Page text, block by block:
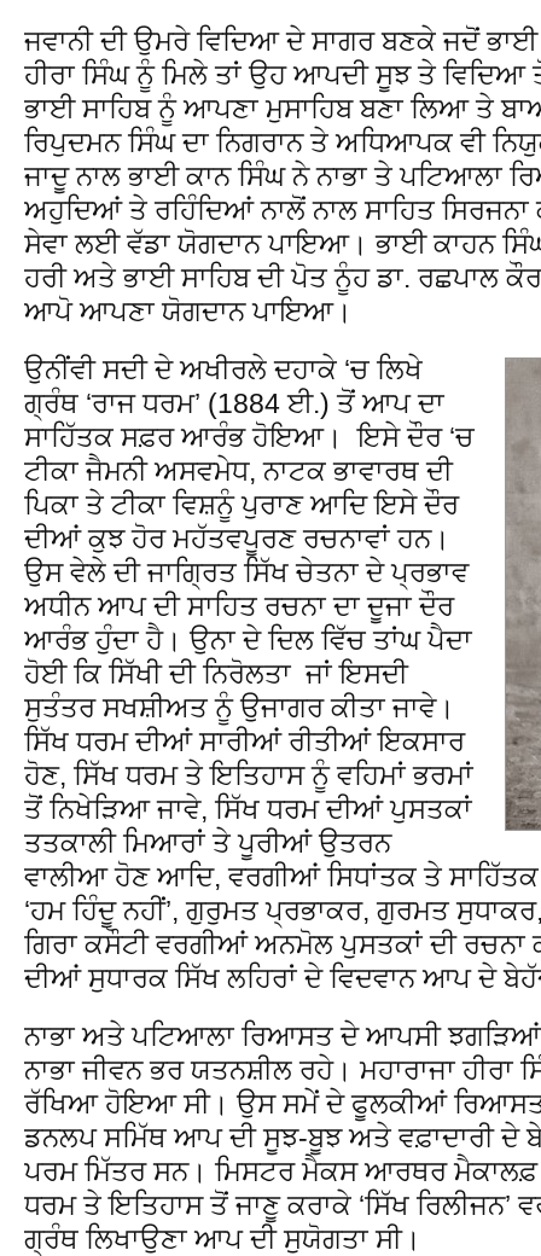
ਜਵਾਨੀ ਦੀ ਉਮਰੇ ਵਿਦਿਆ ਦੇ ਸਾਗਰ ਬਣਕੇ ਜਦੋਂ ਭਾਈ
ਹੀਰਾ ਸਿੰਘ ਨੂੰ ਮਿਲੇ ਤਾਂ ਉਹ ਆਪਦੀ ਸੂਝ ਤੇ ਵਿਦਿਆ
ਭਾਈ ਸਾਹਿਬ ਨੂੰ ਆਪਣਾ ਮੁਸਾਹਿਬ ਬਣਾ ਲਿਆ ਤੇ
ਰਿਪੁਦਮਨ ਸਿੰਘ ਦਾ ਨਿਗਰਾਨ ਤੇ ਅਧਿਆਪਕ ਵੀ
ਜਾਦੂ ਨਾਲ ਭਾਈ ਕਾਨ ਸਿੰਘ ਨੇ ਨਾਭਾ ਤੇ ਪਟਿਆਲਾ
ਅਹੁਦਿਆਂ ਤੇ ਰਹਿੰਦਿਆਂ ਨਾਲੋਂ ਨਾਲ ਸਾਹਿਤ ਸਿਰਜਨਾ
ਸੇਵਾ ਲਈ ਵੱਡਾ ਯੋਗਦਾਨ ਪਾਇਆ। ਭਾਈ ਕਾਹਨ
ਹਰੀ ਅਤੇ ਭਾਈ ਸਾਹਿਬ ਦੀ ਪੋਤ ਨੂੰਹ ਡਾ. ਰਛਪਾਲ
ਆਪੋ ਆਪਣਾ ਯੋਗਦਾਨ ਪਾਇਆ।
ਉਨੀਂਵੀ ਸਦੀ ਦੇ ਅਖੀਰਲੇ ਦਹਾਕੇ ‘ਚ ਲਿਖੇ
ਗ੍ਰੰਥ ‘ਰਾਜ ਧਰਮ’ (1884 ਈ.) ਤੋਂ ਆਪ ਦਾ
ਸਾਹਿੱਤਕ ਸਫ਼ਰ ਆਰੰਭ ਹੋਇਆ। ਇਸੇ ਦੌਰ ‘ਚ
ਟੀਕਾ ਜੈਮਨੀ ਅਸਵਮੇਧ, ਨਾਟਕ ਭਾਵਾਰਥ ਦੀ
ਪਿਕਾ ਤੇ ਟੀਕਾ ਵਿਸ਼ਨੂੰ ਪੁਰਾਣ ਆਦਿ ਇਸੇ ਦੌਰ
ਦੀਆਂ ਕੁਝ ਹੋਰ ਮਹੱਤਵਪੂਰਣ ਰਚਨਾਵਾਂ ਹਨ।
ਉਸ ਵੇਲੇ ਦੀ ਜਾਗ੍ਰਿਤ ਸਿੱਖ ਚੇਤਨਾ ਦੇ ਪ੍ਰਭਾਵ
ਅਧੀਨ ਆਪ ਦੀ ਸਾਹਿਤ ਰਚਨਾ ਦਾ ਦੂਜਾ ਦੌਰ
ਆਰੰਭ ਹੁੰਦਾ ਹੈ। ਉਨਾ ਦੇ ਦਿਲ ਵਿੱਚ ਤਾਂਘ ਪੈਦਾ
ਹੋਈ ਕਿ ਸਿੱਖੀ ਦੀ ਨਿਰੋਲਤਾ ਜਾਂ ਇਸਦੀ
ਸੁਤੰਤਰ ਸਖਸ਼ੀਅਤ ਨੂੰ ਉਜਾਗਰ ਕੀਤਾ ਜਾਵੇ।
ਸਿੱਖ ਧਰਮ ਦੀਆਂ ਸਾਰੀਆਂ ਰੀਤੀਆਂ ਇਕਸਾਰ
ਹੋਣ, ਸਿੱਖ ਧਰਮ ਤੇ ਇਤਿਹਾਸ ਨੂੰ ਵਹਿਮਾਂ ਭਰਮਾਂ
ਤੋਂ ਨਿਖੇੜਿਆ ਜਾਵੇ, ਸਿੱਖ ਧਰਮ ਦੀਆਂ ਪੁਸਤਕਾਂ
ਤਤਕਾਲੀ ਮਿਆਰਾਂ ਤੇ ਪੂਰੀਆਂ ਉਤਰਨ
ਵਾਲੀਆ ਹੋਣ ਆਦਿ, ਵਰਗੀਆਂ ਸਿਧਾਂਤਕ ਤੇ
‘ਹਮ ਹਿੰਦੂ ਨਹੀਂ’, ਗੁਰੁਮਤ ਪ੍ਰਭਾਕਰ, ਗੁਰਮਤ
ਗਿਰਾ ਕਸੌਟੀ ਵਰਗੀਆਂ ਅਨਮੋਲ ਪੁਸਤਕਾਂ ਦੀ ਰਚਨਾ
ਦੀਆਂ ਸੁਧਾਰਕ ਸਿੱਖ ਲਹਿਰਾਂ ਦੇ ਵਿਦਵਾਨ ਆਪ ਦੇ
ਨਾਭਾ ਅਤੇ ਪਟਿਆਲਾ ਰਿਆਸਤ ਦੇ ਆਪਸੀ
ਨਾਭਾ ਜੀਵਨ ਭਰ ਯਤਨਸ਼ੀਲ ਰਹੇ। ਮਹਾਰਾਜਾ ਹੀਰਾ
ਰੱਖਿਆ ਹੋਇਆ ਸੀ। ਉਸ ਸਮੇਂ ਦੇ ਫੂਲਕੀਆਂ
ਡਨਲਪ ਸਮਿੱਥ ਆਪ ਦੀ ਸੂਝ-ਬੂਝ ਅਤੇ ਵਫ਼ਾਦਾਰੀ
ਪਰਮ ਮਿੱਤਰ ਸਨ। ਮਿਸਟਰ ਮੈਕਸ ਆਰਥਰ
ਧਰਮ ਤੇ ਇਤਿਹਾਸ ਤੋਂ ਜਾਣੂ ਕਰਾਕੇ ‘ਸਿੱਖ ਰਿਲੀਜਨ’
ਗ੍ਰੰਥ ਲਿਖਾਉਣਾ ਆਪ ਦੀ ਸੁਯੋਗਤਾ ਸੀ।